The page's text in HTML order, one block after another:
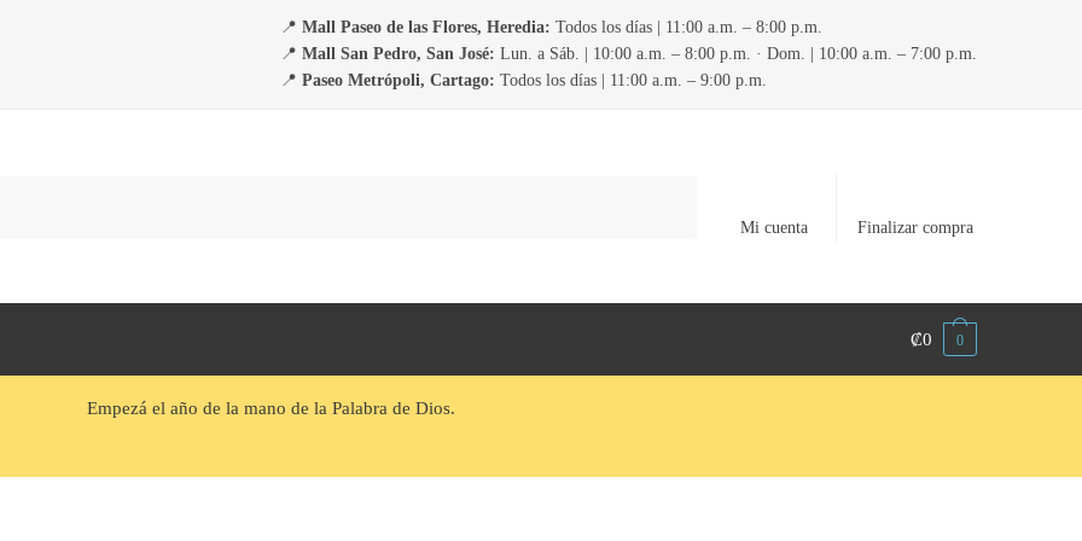
📍 Mall Paseo de las Flores, Heredia: Todos los días | 11:00 a.m. – 8:00 p.m.
📍 Mall San Pedro, San José: Lun. a Sáb. | 10:00 a.m. – 8:00 p.m. · Dom. | 10:00 a.m. – 7:00 p.m.
📍 Paseo Metrópoli, Cartago: Todos los días | 11:00 a.m. – 9:00 p.m.
Mi cuenta Finalizar compra
₡0 0
Empezá el año de la mano de la Palabra de Dios.